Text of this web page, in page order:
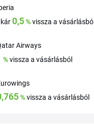
0,5%vissza a vásárlásból
Airways
%vissza a vásárlásból
%vissza a vásárlásból